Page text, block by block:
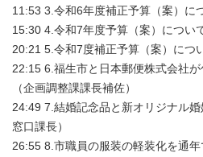
11:53 3.令和6年度補正予算（案）に
15:30 4.令和7年度予算（案）につい
20:21 5.令和7度補正予算（案）につ
22:15 6.福生市と日本郵便株式会社
（企画調整課課長補佐）
24:49 7.結婚記念品と新オリジナル
窓口課長）
26:55 8.市職員の服装の軽装化を通年